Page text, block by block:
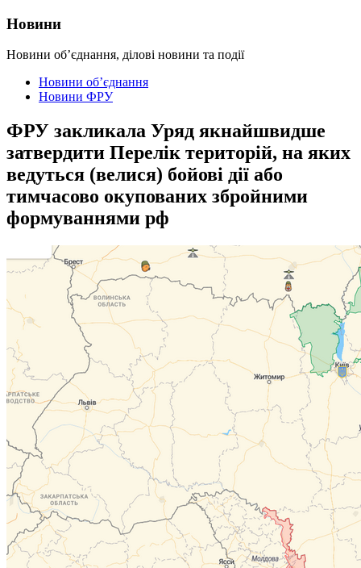
Новини
Новини об’єднання, ділові новини та події
Новини об’єднання
Новини ФРУ
ФРУ закликала Уряд якнайшвидше
затвердити Перелік територій, на яких
ведуться (велися) бойові дії або
тимчасово окупованих збройними
формуваннями рф